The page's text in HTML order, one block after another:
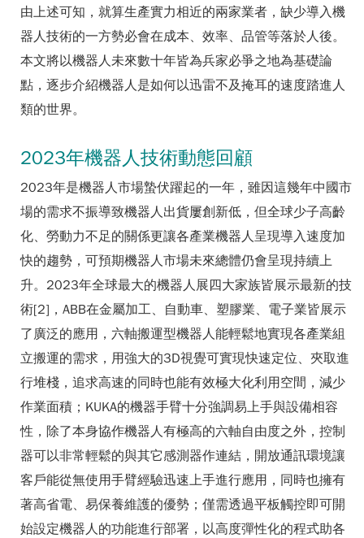
由上述可知，就算生產實力相近的兩家業者，缺少導入機
器人技術的一方勢必會在成本、效率、品管等落於人後。
本文將以機器人未來數十年皆為兵家必爭之地為基礎論
點，逐步介紹機器人是如何以迅雷不及掩耳的速度踏進人
類的世界。
2023年機器人技術動態回顧
2023年是機器人市場蟄伏躍起的一年，雖因這幾年中國市
場的需求不振導致機器人出貨屢創新低，但全球少子高齡
化、勞動力不足的關係更讓各產業機器人呈現導入速度加
快的趨勢，可預期機器人市場未來總體仍會呈現持續上
升。2023年全球最大的機器人展四大家族皆展示最新的技
術[2]，ABB在金屬加工、自動車、塑膠業、電子業皆展示
了廣泛的應用，六軸搬運型機器人能輕鬆地實現各產業組
立搬運的需求，用強大的3D視覺可實現快速定位、夾取進
行堆棧，追求高速的同時也能有效極大化利用空間，減少
作業面積；KUKA的機器手臂十分強調易上手與設備相容
性，除了本身協作機器人有極高的六軸自由度之外，控制
器可以非常輕鬆的與其它感測器作連結，開放通訊環境讓
客戶能從無使用手臂經驗迅速上手進行應用，同時也擁有
著高省電、易保養維護的優勢；僅需透過平板觸控即可開
始設定機器人的功能進行部署，以高度彈性化的程式助各